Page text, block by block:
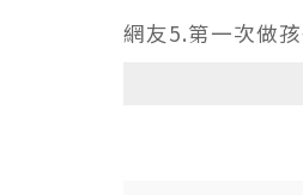
網友5.第一次做